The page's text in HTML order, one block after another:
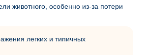
животного, особенно из-за потери
легких и типичных